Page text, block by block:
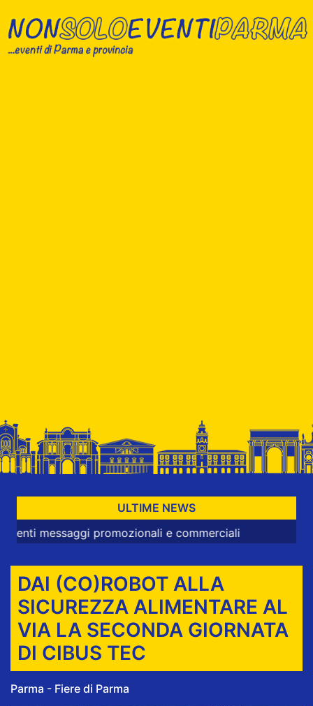
ULTIME NEWS
promozionali e commerciali
DAI (CO)ROBOT ALLA
SICUREZZA ALIMENTARE AL
VIA LA SECONDA GIORNATA
DI CIBUS TEC
Parma - Fiere di Parma